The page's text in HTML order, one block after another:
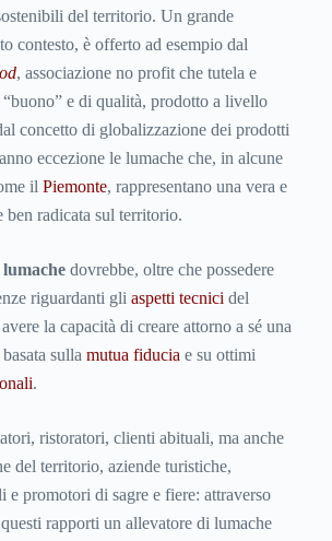
del territorio. Un grande
contesto, è offerto ad esempio dal
, associazione no profit che tutela e
e di qualità, prodotto a livello
concetto di globalizzazione dei prodotti
eccezione le lumache che, in alcune
il Piemonte, rappresentano una vera e
ben radicata sul territorio.
dovrebbe, oltre che possedere
riguardanti gli aspetti tecnici del
la capacità di creare attorno a sé una
basata sulla mutua fiducia e su ottimi
.
ristoratori, clienti abituali, ma anche
del territorio, aziende turistiche,
e promotori di sagre e fiere: attraverso
rapporti un allevatore di lumache